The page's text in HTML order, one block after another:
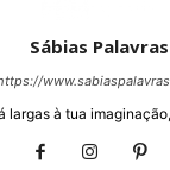
Sábias Palavras
largas à tua